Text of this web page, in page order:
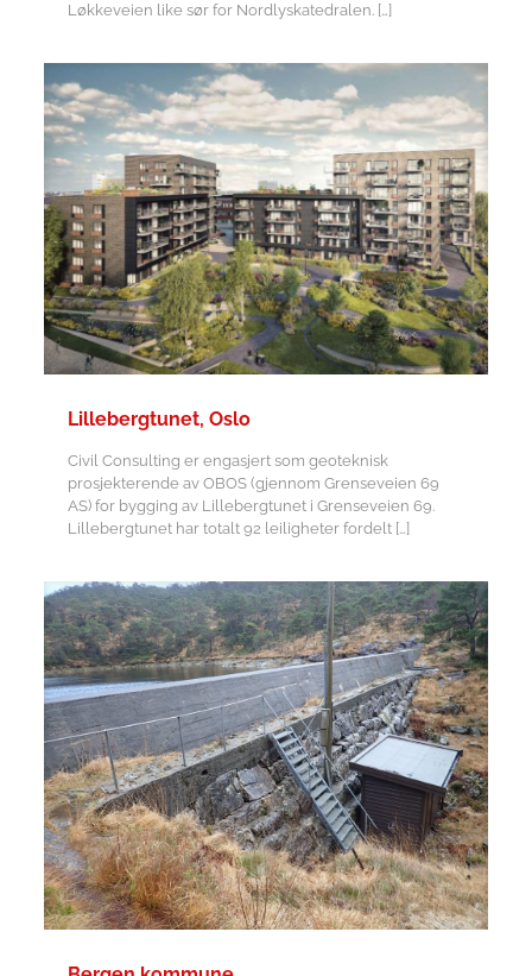
Løkkeveien like sør for Nordlyskatedralen.[…]
Lillebergtunet, Oslo
Civil Consulting er engasjert som geoteknisk
prosjekterende av OBOS (gjennom Grenseveien 69
AS) for bygging av Lillebergtunet i Grenseveien 69.
Lillebergtunet har totalt 92 leiligheter fordelt[…]